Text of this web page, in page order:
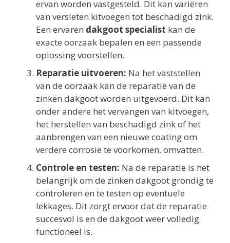
ervan worden vastgesteld. Dit kan variëren
van versleten kitvoegen tot beschadigd zink.
Een ervaren dakgoot specialist kan de
exacte oorzaak bepalen en een passende
oplossing voorstellen.
Reparatie uitvoeren: Na het vaststellen
van de oorzaak kan de reparatie van de
zinken dakgoot worden uitgevoerd. Dit kan
onder andere het vervangen van kitvoegen,
het herstellen van beschadigd zink of het
aanbrengen van een nieuwe coating om
verdere corrosie te voorkomen, omvatten.
Controle en testen: Na de reparatie is het
belangrijk om de zinken dakgoot grondig te
controleren en te testen op eventuele
lekkages. Dit zorgt ervoor dat de reparatie
succesvol is en de dakgoot weer volledig
functioneel is.